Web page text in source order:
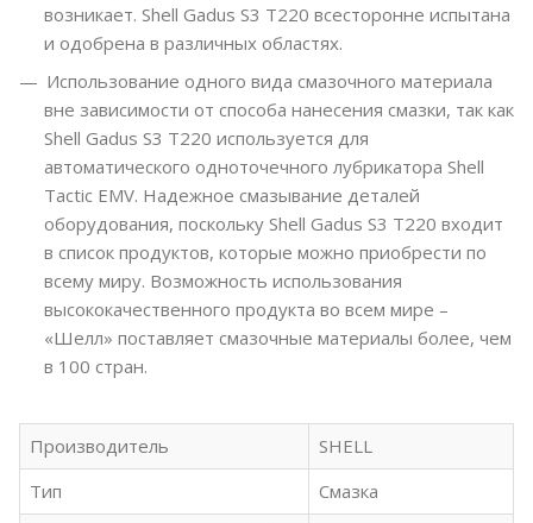
возникает. Shell Gadus S3 T220 всесторонне испытана
и одобрена в различных областях.
Использование одного вида смазочного материала
вне зависимости от способа нанесения смазки, так как
Shell Gadus S3 T220 используется для
автоматического одноточечного лубрикатора Shell
Tactic EMV. Надежное смазывание деталей
оборудования, поскольку Shell Gadus S3 T220 входит
в список продуктов, которые можно приобрести по
всему миру. Возможность использования
высококачественного продукта во всем мире –
«Шелл» поставляет смазочные материалы более, чем
в 100 стран.
Производитель
SHELL
Тип
Смазка